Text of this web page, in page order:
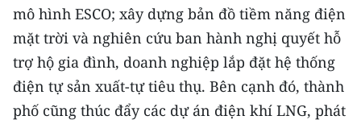
mô hình ESCO; xây dựng bản đồ tiềm năng điện
mặt trời và nghiên cứu ban hành nghị quyết hỗ
trợ hộ gia đình, doanh nghiệp lắp đặt hệ thống
điện tự sản xuất-tự tiêu thụ. Bên cạnh đó, thành
phố cũng thúc đẩy các dự án điện khí LNG, phát